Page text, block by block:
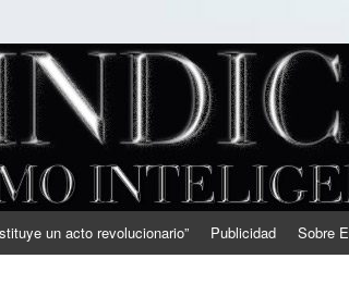
un acto revolucionario” Publicidad Sobre